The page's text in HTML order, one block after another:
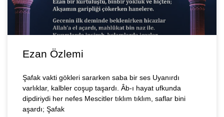
Ezan Özlemi
Şafak vakti gökleri sararken saba bir ses Uyanırdı
varlıklar, kalbler coşup taşardı. Âb-ı hayat ufkunda
dipdiriydi her nefes Mescitler tıklım tıklım, saflar bini
aşardı; Şafak